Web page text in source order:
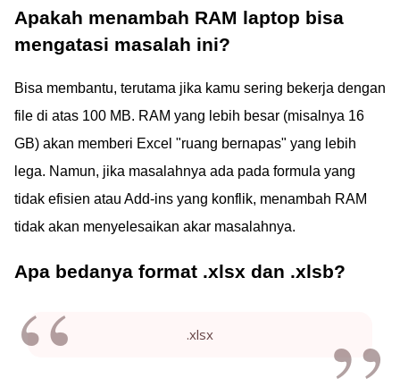
Apakah menambah RAM laptop bisa
mengatasi masalah ini?
Bisa membantu, terutama jika kamu sering bekerja dengan
file di atas 100 MB. RAM yang lebih besar (misalnya 16
GB) akan memberi Excel "ruang bernapas" yang lebih
lega. Namun, jika masalahnya ada pada formula yang
tidak efisien atau Add-ins yang konflik, menambah RAM
tidak akan menyelesaikan akar masalahnya.
Apa bedanya format .xlsx dan .xlsb?
.xlsx